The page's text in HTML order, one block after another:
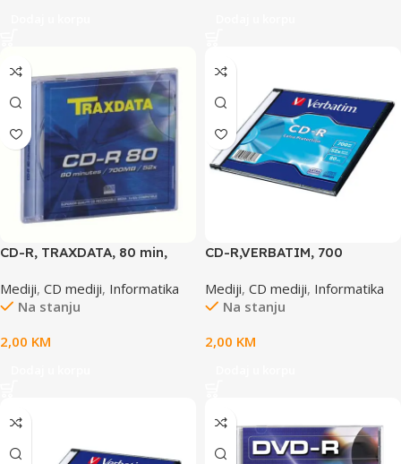
CD-R, TRAXDATA, 80 min,
Mediji, CD mediji, Informatika
Na stanju
2,00 KM
CD-R,VERBATIM, 700
CASE
Mediji, CD mediji, Informatika
Na stanju
2,00 KM